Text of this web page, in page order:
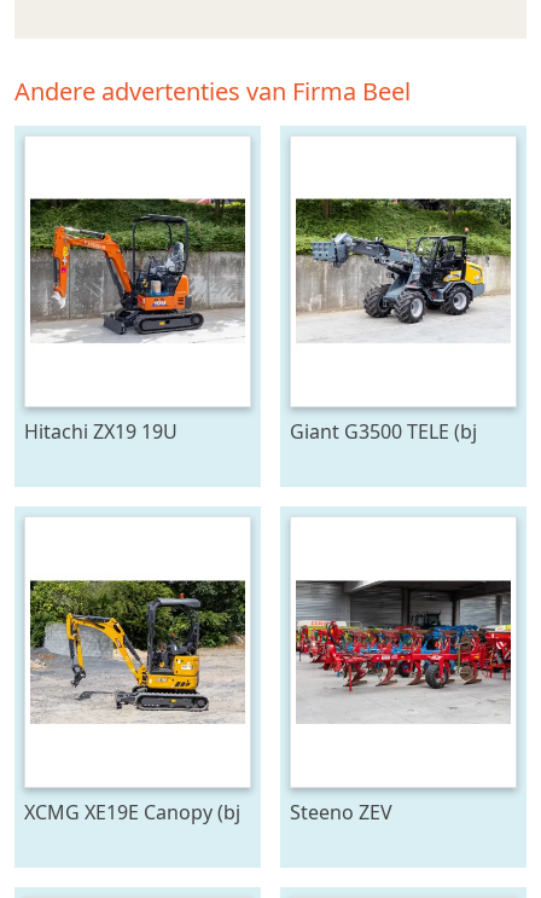
Andere advertenties van Firma Beel
Hitachi ZX19 19U
Giant G3500 TELE (bj
XCMG XE19E Canopy (bj
Steeno ZEV